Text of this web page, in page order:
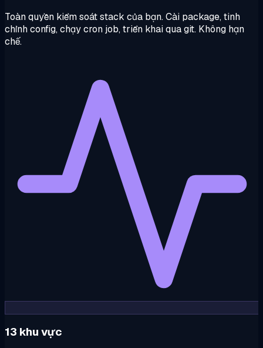
Toàn quyền kiểm soát stack của bạn. Cài package, tinh
chỉnh config, chạy cron job, triển khai qua git. Không hạn
chế.
13 khu vực